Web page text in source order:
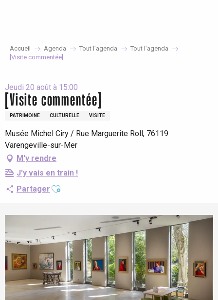
Accueil Agenda Tout l’agenda
Tout l’agenda
[Visite commentée]
Jeudi 20 août à 15:00
[Visite commentée]
PATRIMOINE CULTURELLE VISITE
Musée Michel Ciry / Rue Marguerite Roll, 76119
Varengeville-sur-Mer
M'y rendre
J'y vais en train !
Partager Ajouter aux favoris